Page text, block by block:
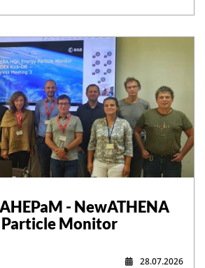
- NewATHENA
Particle Monitor
28.07.2026